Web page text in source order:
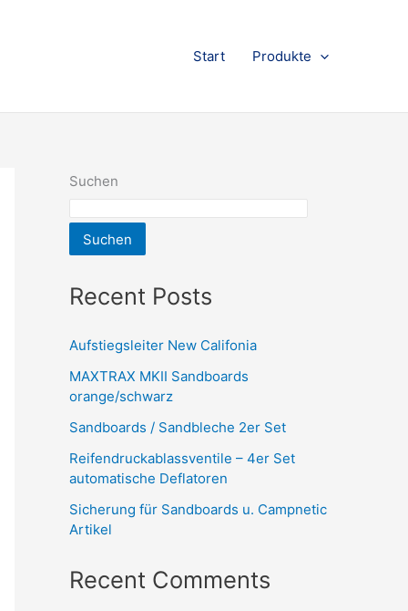
Start Produkte
Suchen
Suchen
Recent Posts
Aufstiegsleiter New Califonia
MAXTRAX MKII Sandboards
orange/schwarz
Sandboards / Sandbleche 2er Set
Reifendruckablassventile – 4er Set
automatische Deflatoren
Sicherung für Sandboards u. Campnetic
Artikel
Recent Comments